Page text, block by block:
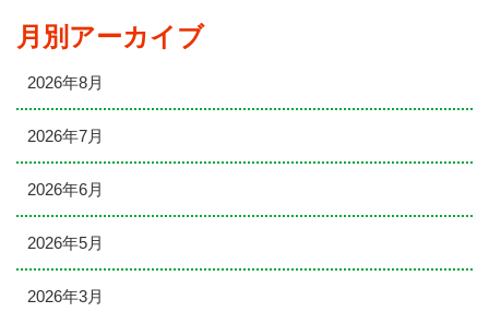
月別アーカイブ
2026年8月
2026年7月
2026年6月
2026年5月
2026年3月